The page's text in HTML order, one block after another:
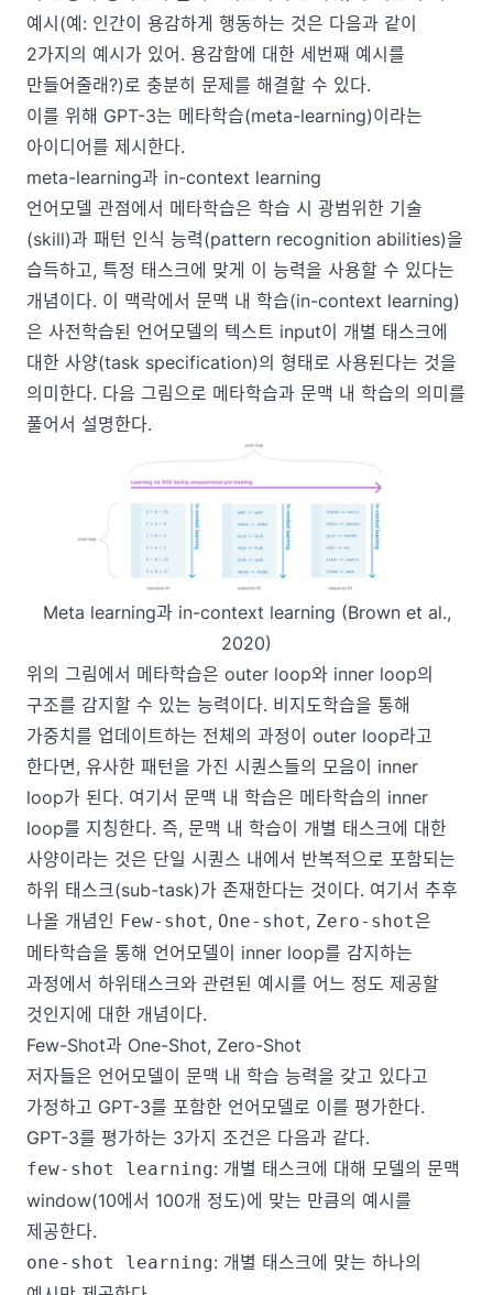
예시(예: 인간이 용감하게 행동하는 것은 다음과 같이
2가지의 예시가 있어. 용감함에 대한 세번째 예시를
만들어줄래?)로 충분히 문제를 해결할 수 있다.
이를 위해 GPT-3는 메타학습(meta-learning)이라는
아이디어를 제시한다.
meta-learning과 in-context learning
언어모델 관점에서 메타학습은 학습 시 광범위한 기술
(skill)과 패턴 인식 능력(pattern recognition abilities)을
습득하고, 특정 태스크에 맞게 이 능력을 사용할 수 있다는
개념이다. 이 맥락에서 문맥 내 학습(in-context learning)
은 사전학습된 언어모델의 텍스트 input이 개별 태스크에
대한 사양(task specification)의 형태로 사용된다는 것을
의미한다. 다음 그림으로 메타학습과 문맥 내 학습의 의미를
풀어서 설명한다.
Meta learning과 in-context learning (Brown et al.,
2020)
위의 그림에서 메타학습은 outer loop와 inner loop의
구조를 감지할 수 있는 능력이다. 비지도학습을 통해
가중치를 업데이트하는 전체의 과정이 outer loop라고
한다면, 유사한 패턴을 가진 시퀀스들의 모음이 inner
loop가 된다. 여기서 문맥 내 학습은 메타학습의 inner
loop를 지칭한다. 즉, 문맥 내 학습이 개별 태스크에 대한
사양이라는 것은 단일 시퀀스 내에서 반복적으로 포함되는
하위 태스크(sub-task)가 존재한다는 것이다. 여기서 추후
나올 개념인 Few-shot, One-shot, Zero-shot은
메타학습을 통해 언어모델이 inner loop를 감지하는
과정에서 하위태스크와 관련된 예시를 어느 정도 제공할
것인지에 대한 개념이다.
Few-Shot과 One-Shot, Zero-Shot
저자들은 언어모델이 문맥 내 학습 능력을 갖고 있다고
가정하고 GPT-3를 포함한 언어모델로 이를 평가한다.
GPT-3를 평가하는 3가지 조건은 다음과 같다.
few-shot learning: 개별 태스크에 대해 모델의 문맥
window(10에서 100개 정도)에 맞는 만큼의 예시를
제공한다.
one-shot learning: 개별 태스크에 맞는 하나의